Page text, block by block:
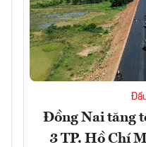
Đồng Nai tăng
3 TP. Hồ Chí